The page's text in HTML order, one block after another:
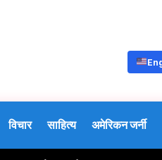
विचार साहित्य अमेरिकन जर्नी